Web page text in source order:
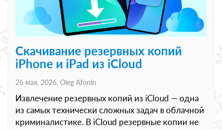
Скачивание резервных копий
iPhone и iPad из iCloud
26 мая, 2026, Oleg Afonin
Извлечение резервных копий из iCloud — одна
из самых технически сложных задач в облачной
криминалистике. В iCloud резервные копии не